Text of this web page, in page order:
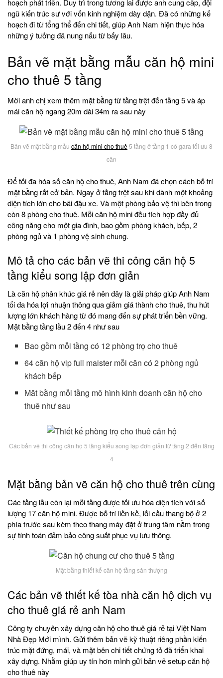
hoạch phát triển. Duy trì trong tương lai được anh cung cấp, đội
ngũ kiến trúc sư với vốn kinh nghiệm dày dặn. Đã có những kế
hoạch đi từ tổng thể đến chi tiết, giúp Anh Nam hiện thực hóa
những ý tưởng đã nung nấu từ bấy lâu.
Bản vẽ mặt bằng mẫu căn hộ mini
cho thuê 5 tầng
Mời anh chị xem thêm mặt bằng từ tầng trệt đến tầng 5 và áp
mái căn hộ ngang 20m dài 34m ra sau này
Bản vẽ mặt bằng mẫu căn hộ mini cho thuê5 tầng ở tầng 1 có gara tối ưu 8
căn
Để tối đa hóa số căn hộ cho thuê, Anh Nam đã chọn cách bố trí
mặt bằng rất cở bản. Ngay ở tầng trệt sau khi dành một khoảng
diện tích lớn cho bãi đậu xe. Và một phòng bảo vệ thì bên trong
còn 8 phòng cho thuê. Mỗi căn hộ mini đều tích hợp đầy đủ
công năng cho một gia đình, bao gồm phòng khách, bếp, 2
phòng ngủ và 1 phòng vệ sinh chung.
Mô tả cho các bản vẽ thi công căn hộ 5
tầng kiểu song lập đơn giản
Là căn hộ phân khúc giá rẻ nên đây là giải pháp giúp Anh Nam
tối đa hóa lợi nhuận thông qua giảm giá thành cho thuê, thu hút
lượng lớn khách hàng từ đó mang đến sự phát triển bền vững.
Mặt bằng tầng lầu 2 đến 4 như sau
Bao gồm mỗi tầng có 12 phòng trọ cho thuê
64 căn hộ vip full maister mỗi căn có 2 phòng ngủ
khách bếp
Măt bằng mỗi tầng mô hình kinh doanh căn hộ cho
thuê như sau
Các bản vẽ thi công căn hộ 5 tầng kiểu song lập đơn giản từ tầng 2 đến tầng
4
Mặt bằng bản vẽ căn hộ cho thuê trên cùng
Các tầng lầu còn lại mỗi tầng được tối ưu hóa diện tích với số
lượng 17 căn hộ mini. Được bố trí liền kề, lốicầu thangbộ ở 2
phía trước sau kèm theo thang máy đặt ở trung tâm nằm trong
sự tính toán đảm bảo công suất phục vụ lưu thông.
Mặt bằng thiết kế căn hộ tầng sân thượng
Các bản vẽ thiết kế tòa nhà căn hộ dịch vụ
cho thuê giá rẻ anh Nam
Công ty chuyên xây dựng căn hộ cho thuê giá rẻ tại Việt Nam
Nhà Đẹp Mới mình. Gửi thêm bản vẽ kỹ thuật riêng phần kiến
trúc mặt đứng, mái, và mặt bên chi tiết chứng tỏ đã triển khai
xây dựng. Nhằm giúp uy tín hơn mình gửi bản vẽ setup căn hộ
cho thuê này